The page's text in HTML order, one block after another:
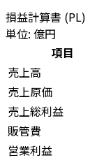
損益計算書 (PL)
単位: 億円
項目
売上高
売上原価
売上総利益
販管費
営業利益